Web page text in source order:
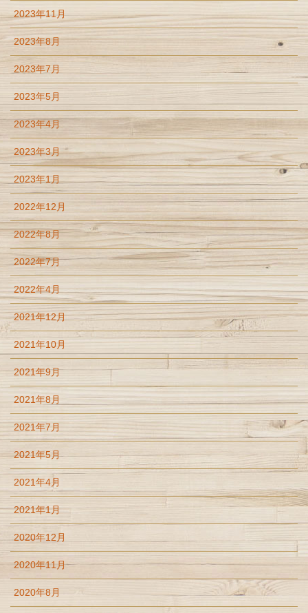
2023年11月
2023年8月
2023年7月
2023年5月
2023年4月
2023年3月
2023年1月
2022年12月
2022年8月
2022年7月
2022年4月
2021年12月
2021年10月
2021年9月
2021年8月
2021年7月
2021年5月
2021年4月
2021年1月
2020年12月
2020年11月
2020年8月